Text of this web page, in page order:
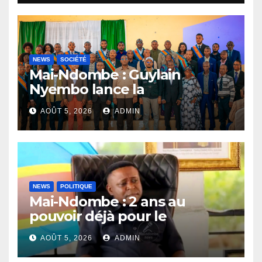
NEWS SOCIÉTÉ
Mai-Ndombe : Guylain
Nyembo lance la
sensibilisation au deuxième
recensement général à
Inongo
AOÛT 5, 2026 ADMIN
NEWS POLITIQUE
Mai-Ndombe : 2 ans au
pouvoir déjà pour le
Gouverneur Nkoso Kevani
AOÛT 5, 2026 ADMIN